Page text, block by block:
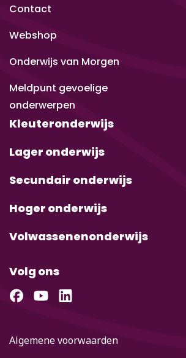
Contact
Webshop
Onderwijs van Morgen
Meldpunt gevoelige
onderwerpen
Kleuteronderwijs
Lager onderwijs
Secundair onderwijs
Hoger onderwijs
Volwassenenonderwijs
Volg ons
Algemene voorwaarden